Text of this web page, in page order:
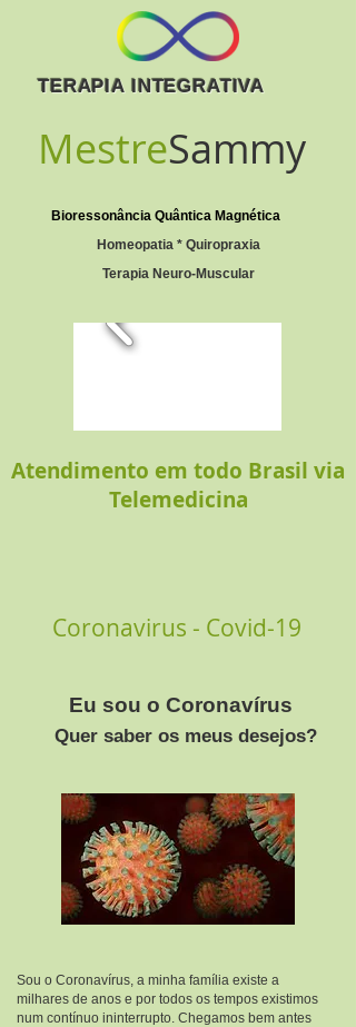
TERAPIA INTEGRATIVA
MestreSammy
Bioressonância Quântica Magnética
Homeopatia * Quiropraxia
Terapia Neuro-Muscular
Atendimento em todo Brasil via
Telemedicina
Coronavirus - Covid-19
Eu sou o Coronavírus
Quer saber os meus desejos?
Sou o Coronavírus, a minha família existe a
milhares de anos e por todos os tempos existimos
num contínuo ininterrupto. Chegamos bem antes